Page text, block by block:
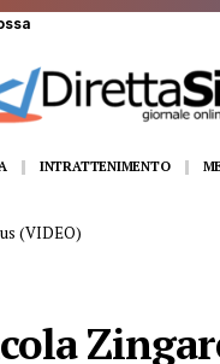
INTRATTENIMENTO
(VIDEO)